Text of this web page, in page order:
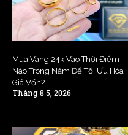
Mua Vàng 24k Vào Thời Điểm
Nào Trong Năm Để Tối Ưu Hóa
Giá Vốn?
Tháng 8 5, 2026